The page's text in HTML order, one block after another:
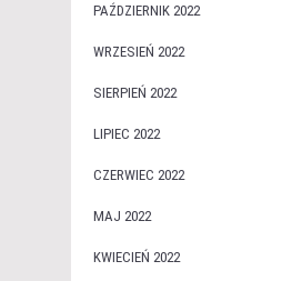
PAŹDZIERNIK 2022
WRZESIEŃ 2022
SIERPIEŃ 2022
LIPIEC 2022
CZERWIEC 2022
MAJ 2022
KWIECIEŃ 2022